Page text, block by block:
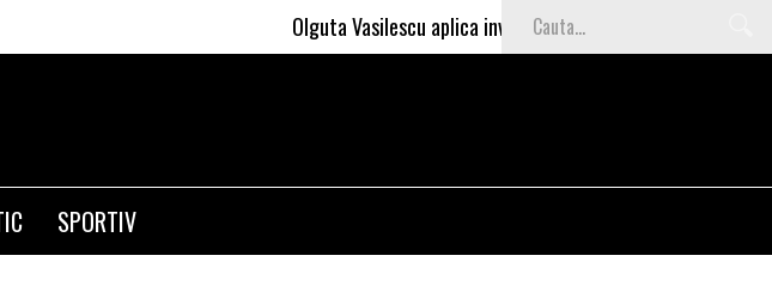
Olguta Vasilescu aplica invataturile lui Nea Marin: somajul
SPORTIV